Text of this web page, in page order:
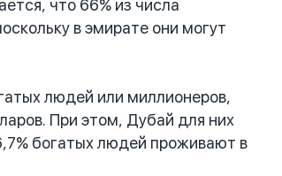
что 66% из числа
в эмирате они могут
людей или миллионеров,
При этом, Дубай для них
богатых людей проживают в